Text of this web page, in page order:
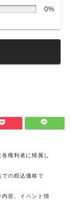
0%
権利者に帰属し
の税込価格で
容、イベント情